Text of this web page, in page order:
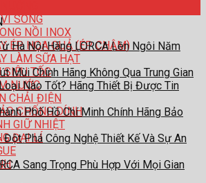
SÓNG
NỒI INOX
ÉP HOA QUẢ (ÉP CHẬM)
LÀM SỮA HẠT
SIÊU TỐC
NƯỚC
CHẢI ĐIỆN
CHỐNG DÍNH
GIỮ NHIỆT
ĐẠI LÍ
Hà Nội Hãng LORCA Lên Ngôi Năm
Mùi Chính Hãng Không Qua Trung Gian
Nào Tốt? Hãng Thiết Bị Được Tin
Phố Hồ Chí Minh Chính Hãng Bảo
Đột Phá Công Nghệ Thiết Kế Và Sự An
Sang Trọng Phù Hợp Với Mọi Gian